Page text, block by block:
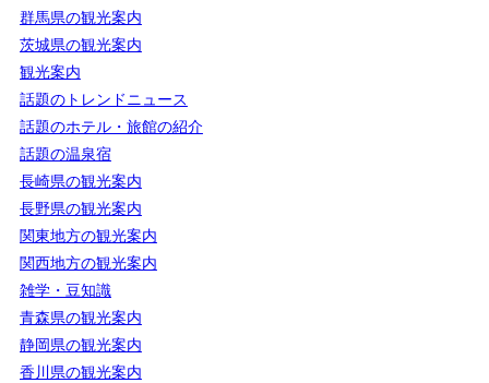
群馬県の観光案内
茨城県の観光案内
観光案内
話題のトレンドニュース
話題のホテル・旅館の紹介
話題の温泉宿
長崎県の観光案内
長野県の観光案内
関東地方の観光案内
関西地方の観光案内
雑学・豆知識
青森県の観光案内
静岡県の観光案内
香川県の観光案内